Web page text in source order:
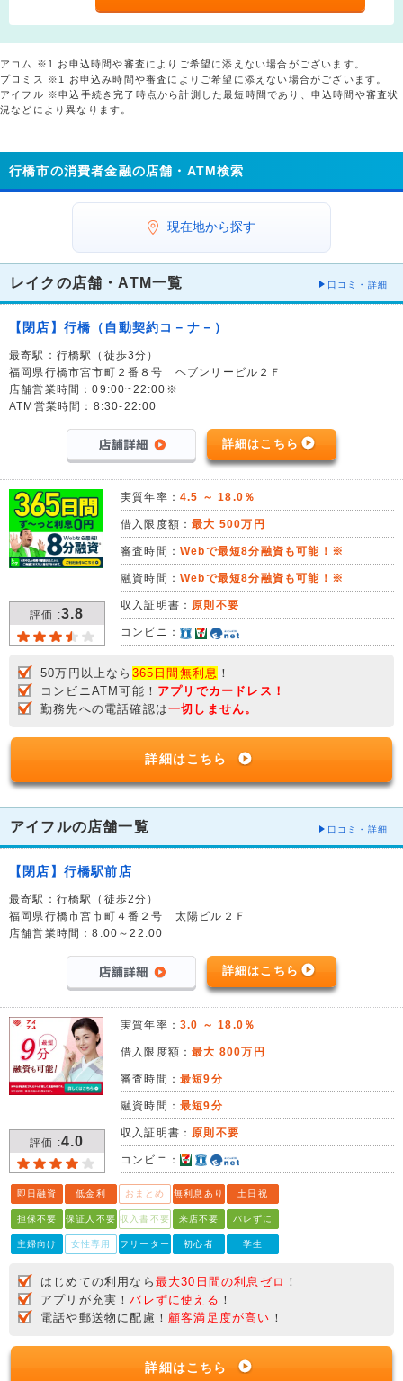
アコム ※1.お申込時間や審査によりご希望に添えない場合がございます。
プロミス ※1 お申込み時間や審査によりご希望に添えない場合がございます。
アイフル ※申込手続き完了時点から計測した最短時間であり、申込時間や審査状
況などにより異なります。
行橋市の消費者金融の店舗・ATM検索
現在地から探す
レイクの店舗・ATM一覧 口コミ・詳細
【閉店】行橋（自動契約コ－ナ－）
最寄駅：行橋駅（徒歩3分）
福岡県行橋市宮市町２番８号 ヘブンリービル２Ｆ
店舗営業時間：09:00~22:00※
ATM営業時間：8:30-22:00
詳細はこちら
評価 :3.8
実質年率： 4.5 ～ 18.0％
借入限度額：最大 500万円
審査時間： Webで最短8分融資も可能！※
融資時間： Webで最短8分融資も可能！※
収入証明書： 原則不要
コンビニ：
50万円以上なら 365日間無利息 ！
コンビニATM可能！ アプリでカードレス！
勤務先への電話確認は一切しません。
詳細はこちら
アイフルの店舗一覧 口コミ・詳細
【閉店】行橋駅前店
最寄駅：行橋駅（徒歩2分）
福岡県行橋市宮市町４番２号 太陽ビル２Ｆ
店舗営業時間：8:00～22:00
詳細はこちら
評価 :4.0
実質年率： 3.0 ～ 18.0％
借入限度額：最大 800万円
審査時間： 最短9分
融資時間： 最短9分
収入証明書： 原則不要
コンビニ：
即日融資 低金利 おまとめ 無利息あり 土日祝
担保不要 保証人不要 収入書不要 来店不要 バレずに
主婦向け 女性専用 フリーター 初心者 学生
はじめての利用なら 最大30日間の利息ゼロ ！
アプリが充実！バレずに使える ！
電話や郵送物に配慮！ 顧客満足度が高い ！
詳細はこちら